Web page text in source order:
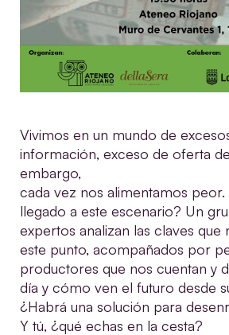
Vivimos en un mundo de
información, exceso de oferta
embargo,
cada vez nos alimentamos
llegado a este escenario? Un
expertos analizan las claves que
este punto, acompañados por
productores que nos cuentan y
día y cómo ven el futuro desde
¿Habrá una solución para
Y tú, ¿qué echas en la cesta?